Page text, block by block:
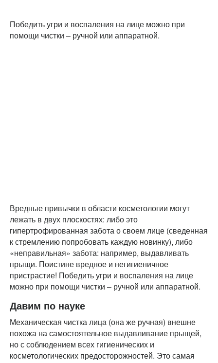
Победить угри и воспаления на лице можно при
помощи чистки – ручной или аппаратной.
Вредные привычки в области косметологии могут
лежать в двух плоскостях: либо это
гипертрофированная забота о своем лице (сведенная
к стремлению попробовать каждую новинку), либо
«неправильная» забота: например, выдавливать
прыщи. Поистине вредное и негигиеничное
пристрастие! Победить угри и воспаления на лице
можно при помощи чистки – ручной или аппаратной.
Давим по науке
Механическая чистка лица (она же ручная) внешне
похожа на самостоятельное выдавливание прыщей,
но с соблюдением всех гигиенических и
косметологических предосторожностей. Это самая